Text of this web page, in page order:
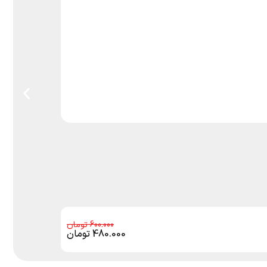
600.000
480.000تومان